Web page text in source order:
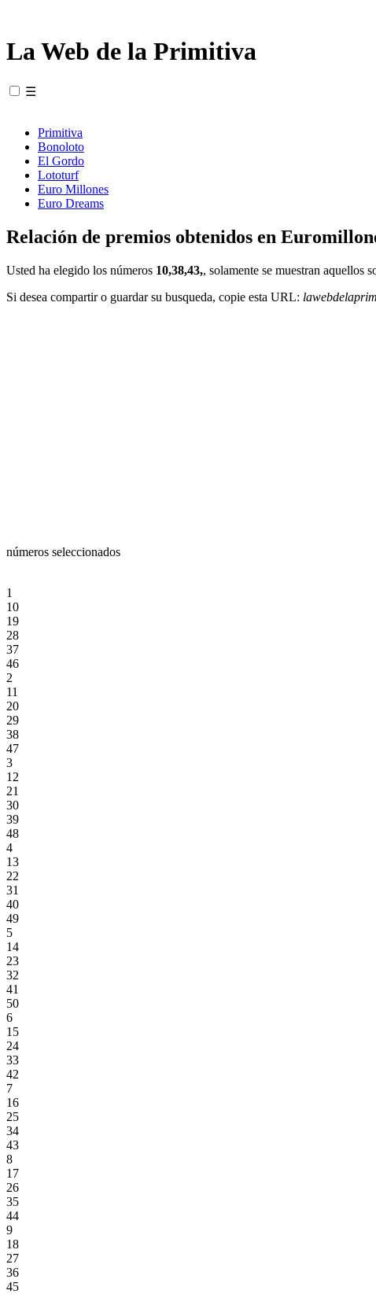
La Web de la Primitiva
☰
Primitiva
Bonoloto
El Gordo
Lototurf
Euro Millones
Euro Dreams
Relación de premios obtenidos en
Usted ha elegido los números 10,38,43,, solamente se muestran aquellos
Si desea compartir o guardar su busqueda, copie esta URL:
números seleccionados
1
10
19
28
37
46
2
11
20
29
38
47
3
12
21
30
39
48
4
13
22
31
40
49
5
14
23
32
41
50
6
15
24
33
42
7
16
25
34
43
8
17
26
35
44
9
18
27
36
45